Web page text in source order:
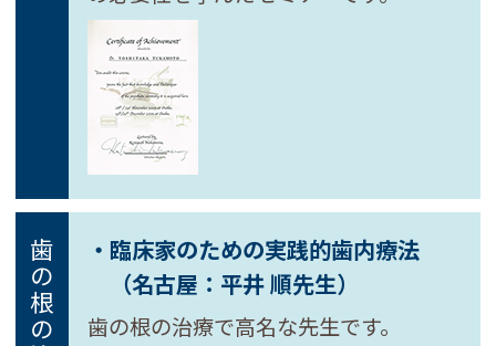
・臨床家のための実践的歯内療法
（名古屋：平井 順先生）
歯の根の治療で高名な先生です。